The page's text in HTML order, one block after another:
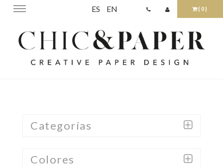
(0)
ES EN
Toggle
Categorías
Colores